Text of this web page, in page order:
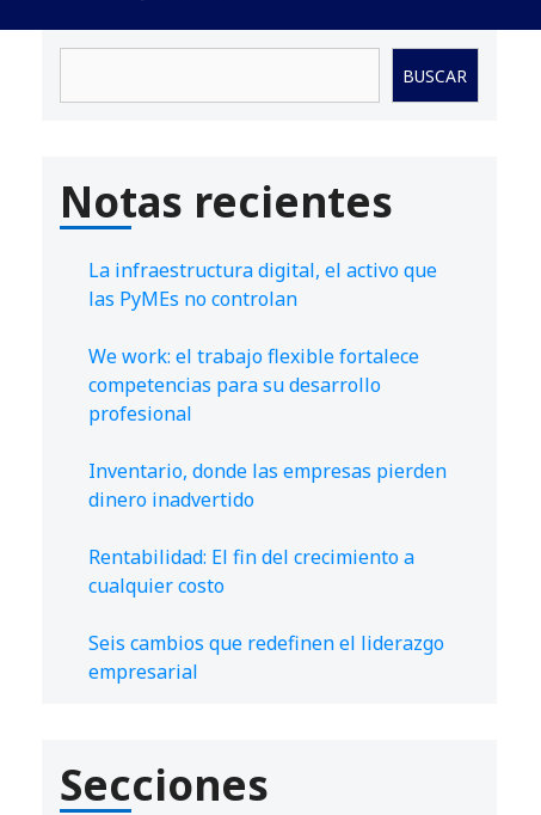
BUSCAR
Notas recientes
La infraestructura digital, el activo que
las PyMEs no controlan
We work: el trabajo flexible fortalece
competencias para su desarrollo
profesional
Inventario, donde las empresas pierden
dinero inadvertido
Rentabilidad: El fin del crecimiento a
cualquier costo
Seis cambios que redefinen el liderazgo
empresarial
Secciones